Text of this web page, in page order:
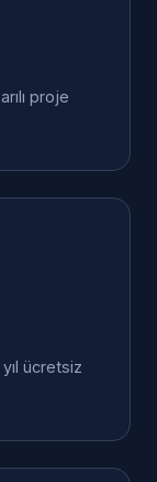
proje
ücretsiz